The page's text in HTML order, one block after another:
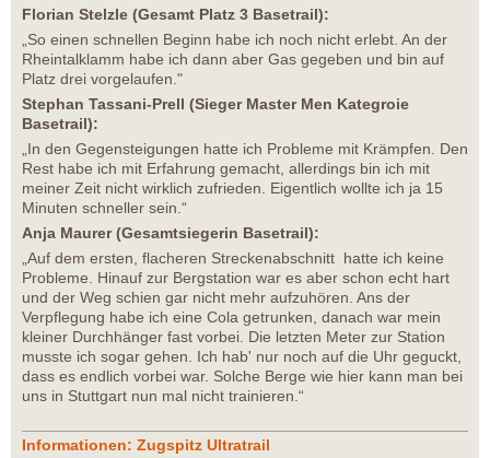
Florian Stelzle (Gesamt Platz 3 Basetrail):
„So einen schnellen Beginn habe ich noch nicht erlebt. An der
Rheintalklamm habe ich dann aber Gas gegeben und bin auf
Platz drei vorgelaufen."
Stephan Tassani-Prell (Sieger Master Men Kategroie
Basetrail):
„In den Gegensteigungen hatte ich Probleme mit Krämpfen. Den
Rest habe ich mit Erfahrung gemacht, allerdings bin ich mit
meiner Zeit nicht wirklich zufrieden. Eigentlich wollte ich ja 15
Minuten schneller sein.“
Anja Maurer (Gesamtsiegerin Basetrail):
„Auf dem ersten, flacheren Streckenabschnitt hatte ich keine
Probleme. Hinauf zur Bergstation war es aber schon echt hart
und der Weg schien gar nicht mehr aufzuhören. Ans der
Verpflegung habe ich eine Cola getrunken, danach war mein
kleiner Durchhänger fast vorbei. Die letzten Meter zur Station
musste ich sogar gehen. Ich hab' nur noch auf die Uhr geguckt,
dass es endlich vorbei war. Solche Berge wie hier kann man bei
uns in Stuttgart nun mal nicht trainieren.“
Informationen: Zugspitz Ultratrail